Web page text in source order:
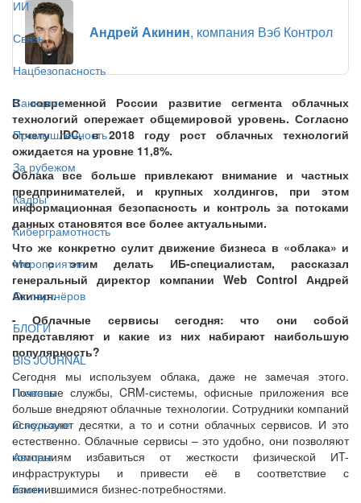
ИИ
Связь
Нацбезопасность
Санкции
Промышленность
За рубежом
Кадры
Киберграмотность
Мероприятия
От партнёров
БЛОГИ
BIS JOURNAL
Главная
О журнале
Авторы
Блоги
Андрей Акинин, компания Вэб Контрол
В современной России развитие сегмента облачных
технологий опережает общемировой уровень. Согласно
отчету IDC, в 2018 году рост облачных технологий
ожидается на уровне 11,8%.
Облака все больше привлекают внимание и частных
предпринимателей, и крупных холдингов, при этом
информационная безопасность и контроль за потоками
данных становятся все более актуальными.
Что же конкретно сулит движение бизнеса в «облака» и
что с этим делать ИБ-специалистам, рассказал
генеральный директор компании Web Control Андрей
Акинин.
- Облачные сервисы сегодня: что они собой
представляют и какие из них набирают наибольшую
популярность?
Сегодня мы используем облака, даже не замечая этого.
Почтовые службы, CRM-системы, офисные приложения все
больше внедряют облачные технологии. Сотрудники компаний
используют десятки, а то и сотни облачных сервисов. И это
естественно. Облачные сервисы – это удобно, они позволяют
компаниям избавиться от жесткости физической ИT-
инфраструктуры и привести её в соответствие с
изменившимися бизнес-потребностями.